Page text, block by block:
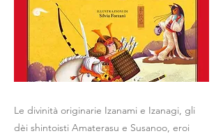
Le divinità originarie Izanami e Izanagi, gli
dèi shintoisti Amaterasu e Susanoo, eroi